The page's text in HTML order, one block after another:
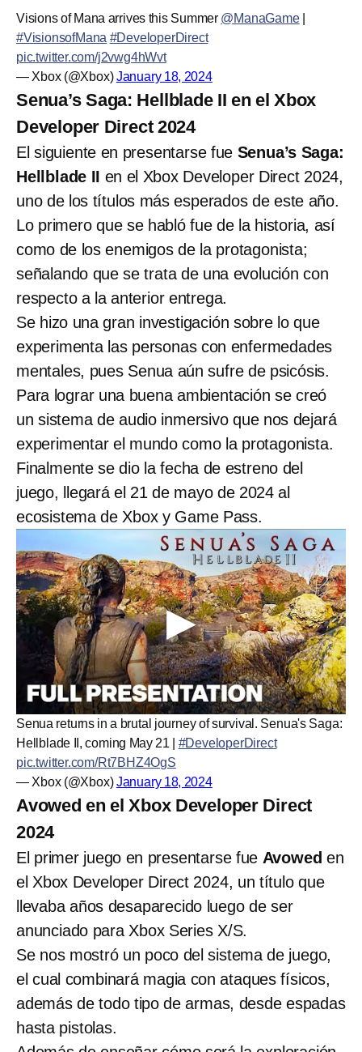
Visions of Mana arrives this Summer @ManaGame|
#VisionsofMana #DeveloperDirect
pic.twitter.com/j2vwg4hWvt
— Xbox (@Xbox)January 18, 2024
Senua’s Saga: Hellblade II en el Xbox
Developer Direct 2024
El siguiente en presentarse fue Senua’s Saga:
Hellblade II en el Xbox Developer Direct 2024,
uno de los títulos más esperados de este año.
Lo primero que se habló fue de la historia, así
como de los enemigos de la protagonista;
señalando que se trata de una evolución con
respecto a la anterior entrega.
Se hizo una gran investigación sobre lo que
experimenta las personas con enfermedades
mentales, pues Senua aún sufre de psicósis.
Para lograr una buena ambientación se creó
un sistema de audio inmersivo que nos dejará
experimentar el mundo como la protagonista.
Finalmente se dio la fecha de estreno del
juego, llegará el 21 de mayo de 2024 al
ecosistema de Xbox y Game Pass.
Senua returns in a brutal journey of survival. Senua's Saga:
Hellblade II, coming May 21 | #DeveloperDirect
pic.twitter.com/Rt7BHZ4OgS
— Xbox (@Xbox)January 18, 2024
Avowed en el Xbox Developer Direct
2024
El primer juego en presentarse fue Avowed en
el Xbox Developer Direct 2024, un título que
llevaba años desaparecido luego de ser
anunciado para Xbox Series X/S.
Se nos mostró un poco del sistema de juego,
el cual combinará magia con ataques físicos,
además de todo tipo de armas, desde espadas
hasta pistolas.